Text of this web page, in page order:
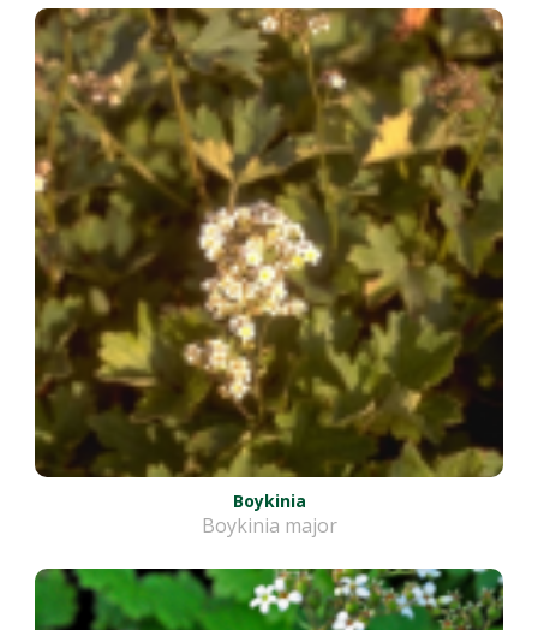
Boykinia
Boykinia major